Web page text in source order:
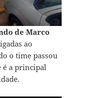
de Marco
ao
o time passou
é a principal